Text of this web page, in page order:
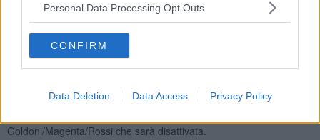
Personal Data Processing Opt Outs
CONFIRM
Data Deletion Data Access Privacy Policy
Sono stati individuati spazi di sosta alternativi per i veicoli di
residenti e dimoranti titolari di contrassegno lettere “M” ed “M
barrata”, che potranno parcheggiare gratuitamente sul tratto degli
scali degli Olandesi compreso tra via Augusto Novelli e via Luigi
Bosi, lungo entrambi i lati.
Chi da via Maggi si immetterà nel tratto iniziale di via Goldoni, non
potendo svoltare a sinistra in via Ernesto Rossi dovrà proseguire
Goldoni/Magenta/Rossi che sarà disattivata.